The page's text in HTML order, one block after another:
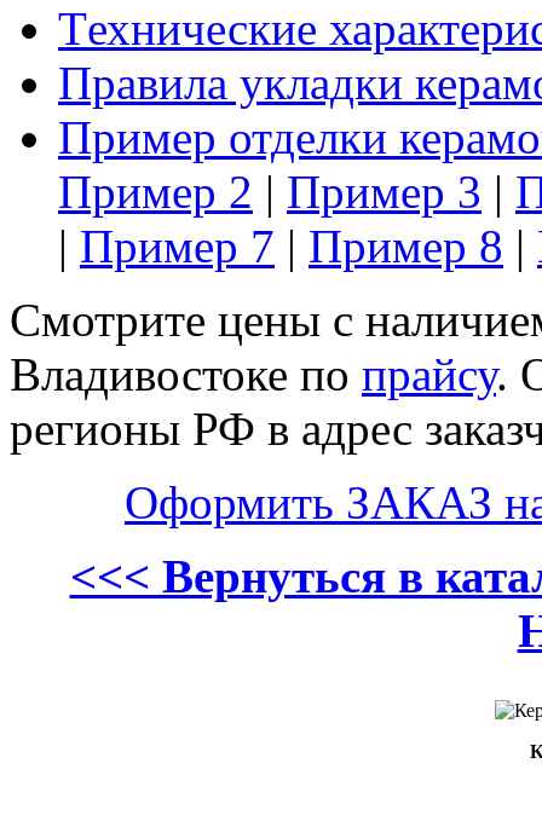
Tехнические
Правила укладки
Пример отделки
Пример 2 | Пример 3 |
| Пример 7 | Пример 8 |
Смотрите цены с
Владивостоке по прайсу.
регионы РФ в адрес
Оформить ЗАКАЗ
<<< Вернуться в